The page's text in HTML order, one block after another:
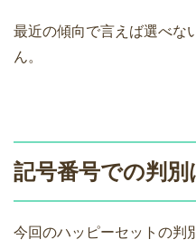
最近の傾向で言えば選べな
ん。
記号番号での判別
今回のハッピーセットの判